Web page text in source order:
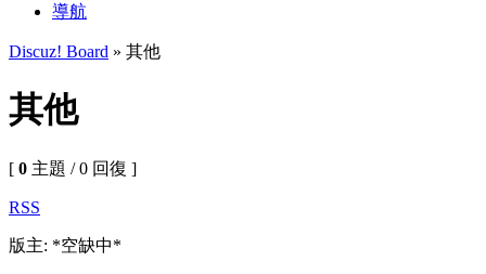
導航
Discuz! Board » 其他
其他
[ 0 主題 / 0 回復 ]
RSS
版主: *空缺中*